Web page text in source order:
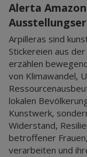
Alerta
Arpilleras sind
Stickereien aus
erzählen
von Klimawandel,
lokalen
Kunstwerk,
Widerstand,
betroffener
verarbeiten und